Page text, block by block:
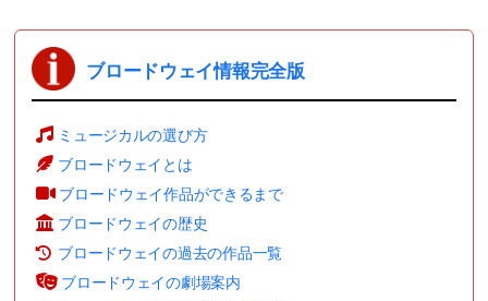
ブロードウェイ情報完全版
ミュージカルの選び方
ブロードウェイとは
ブロードウェイ作品ができるまで
ブロードウェイの歴史
ブロードウェイの過去の作品一覧
ブロードウェイの劇場案内